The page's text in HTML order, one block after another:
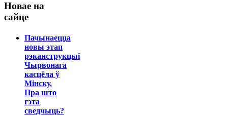
Новае на
сайце
Пачынаецца
новы этап
рэканструкцыі
Чырвонага
касцёла ў
Мінску.
Пра што
гэта
сведчыць?